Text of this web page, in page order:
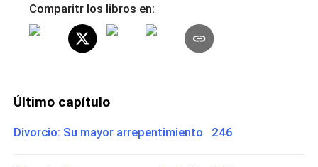
Comparitr los libros en:
Último capítulo
Divorcio: Su mayor arrepentimiento 246